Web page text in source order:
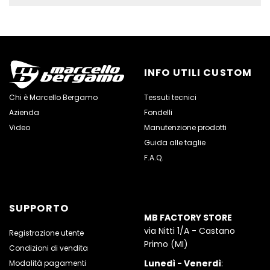
Chi è Marcello Bergamo
Azienda
Video
INFO UTILI CUSTOM
Tessuti tecnici
Fondelli
Manutenzione prodotti
Guida alle taglie
F.A.Q.
SUPPORTO
Registrazione utente
Condizioni di vendita
Modalità pagamenti
MB FACTORY STORE
via Nitti 1/A - Castano
Primo (MI)
Lunedì - Venerdì: